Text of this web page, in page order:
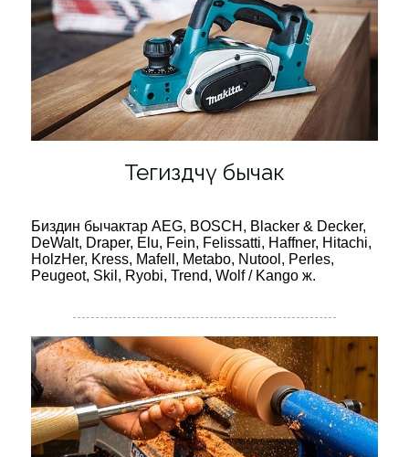
Тегиздөөчү бычак
Биздин бычактар ​​AEG, BOSCH, Blacker & Decker,
DeWalt, Draper, Elu, Fein, Felissatti, Haffner, Hitachi,
HolzHer, Kress, Mafell, Metabo, Nutool, Perles,
Peugeot, Skil, Ryobi, Trend, Wolf / Kango ж.